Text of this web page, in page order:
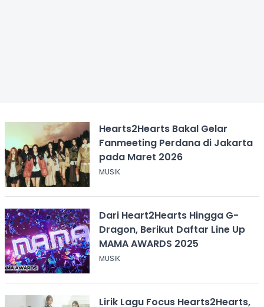
Hearts2Hearts Bakal Gelar
Fanmeeting Perdana di Jakarta
pada Maret 2026
MUSIK
Dari Heart2Hearts Hingga G-
Dragon, Berikut Daftar Line Up
MAMA AWARDS 2025
MUSIK
Lirik Lagu Focus Hearts2Hearts,